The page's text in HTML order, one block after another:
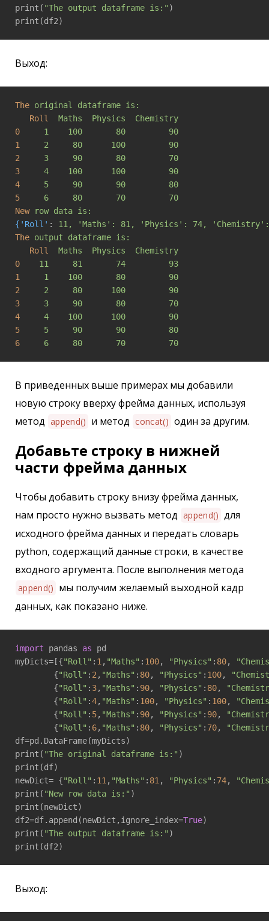
print( "The output dataframe is:" )
print(df2)
Выход:
The original dataframe is:
Roll
Maths  Physics  Chemistry
0
1    100       80         90
1
2     80      100         90
2
3     90       80         70
3
4    100      100         90
4
5     90       90         80
5
6     80       70         70
New
row data is:
{'Roll' : 11, 'Maths': 81, 'Physics': 74,
The output dataframe is:
Roll
Maths  Physics  Chemistry
0
11     81       74         93
1
1    100       80         90
2
2     80      100         90
3
3     90       80         70
4
4    100      100         90
5
5     90       90         80
6
6     80       70         70
В приведенных выше примерах мы добавили
новую строку вверху фрейма данных, используя
метод append() и метод concat() один за другим.
Добавьте строку в нижней
части фрейма данных
Чтобы добавить строку внизу фрейма данных,
нам просто нужно вызвать метод append() для
исходного фрейма данных и передать словарь
python, содержащий данные строки, в качестве
входного аргумента. После выполнения метода
append() мы получим желаемый выходной кадр
данных, как показано ниже.
import pandas as pd
myDicts=[{"Roll" : 1, "Maths" : 100, "Physics" : 80,
        {
"Roll" : 2, "Maths" : 80, "Physics" : 100,
        {
"Roll" : 3, "Maths" : 90, "Physics" : 80,
        {
"Roll" :4, "Maths" : 100, "Physics" : 100,
        {
"Roll" : 5, "Maths" : 90, "Physics" : 90,
        {
"Roll" : 6, "Maths" : 80, "Physics" : 70,
df=pd.DataFrame(myDicts)
print( "The original dataframe is:" )
print(df)
newDict= {"Roll" : 11, "Maths" : 81, "Physics" : 74,
print( "New row data is:" )
print(newDict)
df2=df.append(newDict,ignore_index=True)
print( "The output dataframe is:" )
print(df2)
Выход: